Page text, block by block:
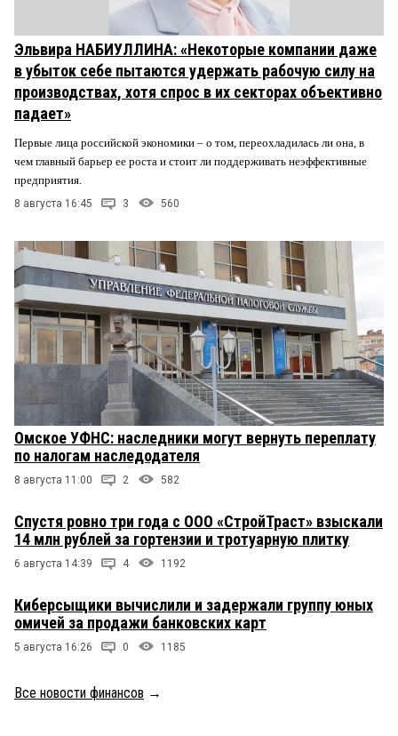
Эльвира НАБИУЛЛИНА: «Некоторые компании даже
в убыток себе пытаются удержать рабочую силу на
производствах, хотя спрос в их секторах объективно
падает»
Первые лица российской экономики – о том, переохладилась ли она, в
чем главный барьер ее роста и стоит ли поддерживать неэффективные
предприятия.
8 августа 16:45 3 560
Омское УФНС: наследники могут вернуть переплату
по налогам наследодателя
8 августа 11:00 2 582
Спустя ровно три года с ООО «СтройТраст» взыскали
14 млн рублей за гортензии и тротуарную плитку
6 августа 14:39 4 1192
Киберсыщики вычислили и задержали группу юных
омичей за продажи банковских карт
5 августа 16:26 0 1185
Все новости финансов →